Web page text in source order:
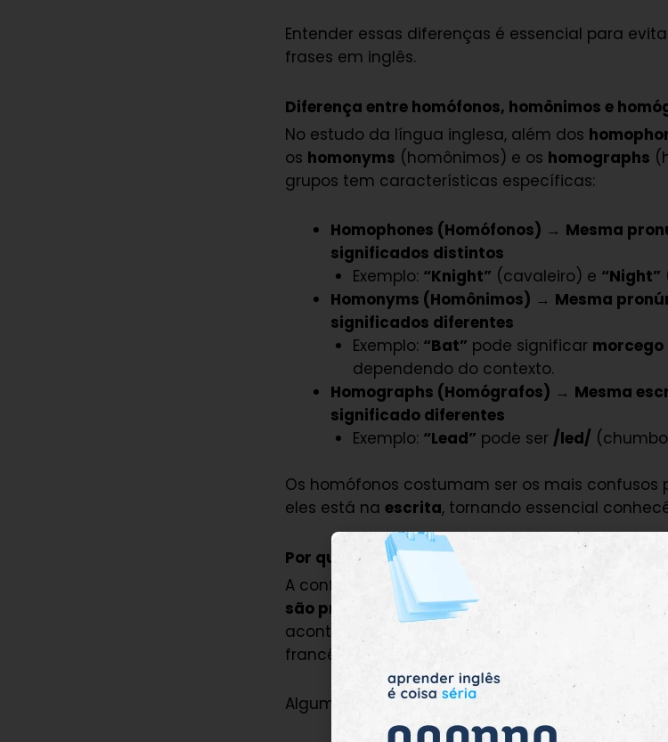
Entender essas diferenças é essencial para
frases em inglês.
Diferença entre homófonos, homônimos e
No estudo da língua inglesa, além dos
os homonyms (homônimos) e os homographs
grupos tem características específicas:
Homophones (Homófonos) → Mesma
significados distintos
Exemplo: “Knight” (cavaleiro) e “Night”
Homonyms (Homônimos) → Mesma
significados diferentes
Exemplo: “Bat” pode significar morcego
dependendo do contexto.
Homographs (Homógrafos) → Mesma
significado diferentes
Exemplo: “Lead” pode ser /led/
Os homófonos costumam ser os mais
eles está na escrita, tornando essencial
Por que os homófonos causam confusão?
A confusão ocorre principalmente porque o
são pronunciadas da mesma forma, mas
acontece devido à evolução da língua e à
francês e o latim.
Algumas razões para essa dificuldade incluem: